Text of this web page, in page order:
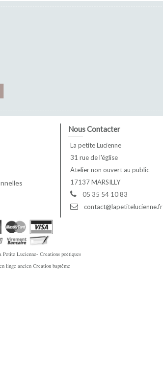
Nous Contacter
La petite Lucienne
31 rue de l'église
Atelier non ouvert au public
17137 MARSILLY
05 35 54 10 83
contact@lapetitelucienne.fr
Petite Lucienne- Creations poétiques
linge ancien Creation baptême